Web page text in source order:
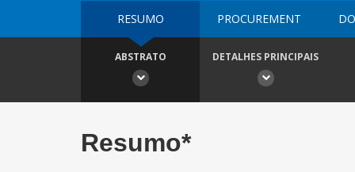
RESUMO PROCUREMENT
ABSTRATO DETALHES PRINCIPAIS
Resumo*